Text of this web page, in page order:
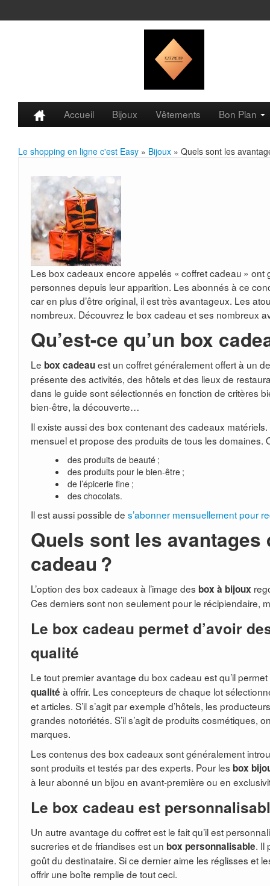
Accueil Bijoux Vêtements Bon Plan
Le shopping en ligne c'est Easy » Bijoux » Quels sont les
Les box cadeaux encore appelés « coffret cadeau »
personnes depuis leur apparition. Les abonnés à ce
car en plus d’être original, il est très avantageux. Les
nombreux. Découvrez le box cadeau et ses nombreux
Qu’est-ce qu’un box
Le box cadeauest un coffret généralement offert à un
présente des activités, des hôtels et des lieux de
dans le guide sont sélectionnés en fonction de critères
bien-être, la découverte…
Il existe aussi des box contenant des cadeaux
mensuel et propose des produits de tous les domaines.
des produits de beauté ;
des produits pour le bien-être ;
de l’épicerie fine ;
des chocolats.
Il est aussi possible de s’abonner mensuellement pour
Quels sont les avantages
cadeau ?
L’option des box cadeaux à l’image des box à bijoux
Ces derniers sont non seulement pour le récipiendaire,
Le box cadeau permet d’avoir
qualité
Le tout premier avantage du box cadeau est qu’il
qualité à offrir. Les concepteurs de chaque lot
et articles. S’il s’agit par exemple d’hôtels, les
grandes notoriétés. S’il s’agit de produits cosmétiques,
marques.
Les contenus des box cadeaux sont généralement
sont produits et testés par des experts. Pour les box
à leur abonné un bijou en avant-première ou en
Le box cadeau est
Un autre avantage du coffret est le fait qu’il est
sucreries et de friandises est un box personnalisable. Il
goût du destinataire. Si ce dernier aime les réglisses et
offrir une boîte remplie de tout ceci.